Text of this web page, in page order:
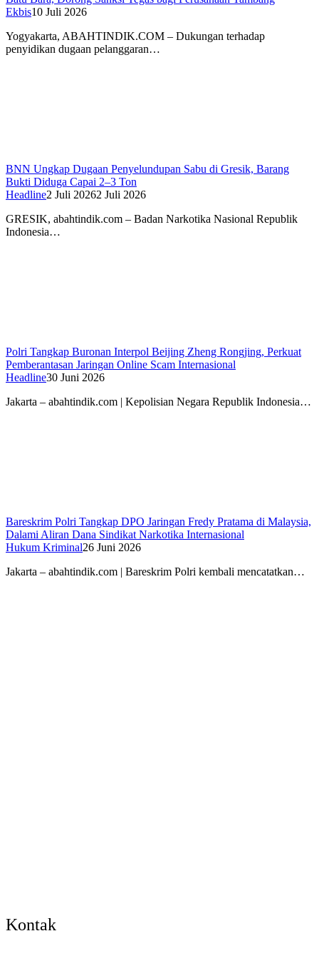
Ekbis10 Juli 2026
Yogyakarta, ABAHTINDIK.COM – Dukungan terhadap
penyidikan dugaan pelanggaran…
BNN Ungkap Dugaan Penyelundupan Sabu di Gresik, Barang
Bukti Diduga Capai 2–3 Ton
Headline2 Juli 20262 Juli 2026
GRESIK, abahtindik.com – Badan Narkotika Nasional Republik
Indonesia…
Polri Tangkap Buronan Interpol Beijing Zheng Rongjing, Perkuat
Pemberantasan Jaringan Online Scam Internasional
Headline30 Juni 2026
Jakarta – abahtindik.com | Kepolisian Negara Republik Indonesia…
Bareskrim Polri Tangkap DPO Jaringan Fredy Pratama di Malaysia,
Dalami Aliran Dana Sindikat Narkotika Internasional
Hukum Kriminal26 Juni 2026
Jakarta – abahtindik.com | Bareskrim Polri kembali mencatatkan…
Kontak